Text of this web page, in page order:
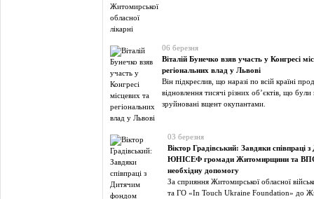
06 березня
Віталій Бунечко взяв участь у Конгресі
регіональних влад у Львові
Він підкреслив, що наразі по всій країні
відновлення тисячі різних об’єктів, що
зруйновані вщент окупантами.
03 березня
Віктор Градівський: Завдяки співпраці
ЮНІСЕФ громади Житомирщини та
необхідну допомогу
За сприяння Житомирської обласної
та ГО «In Touch Ukraine Foundation» до